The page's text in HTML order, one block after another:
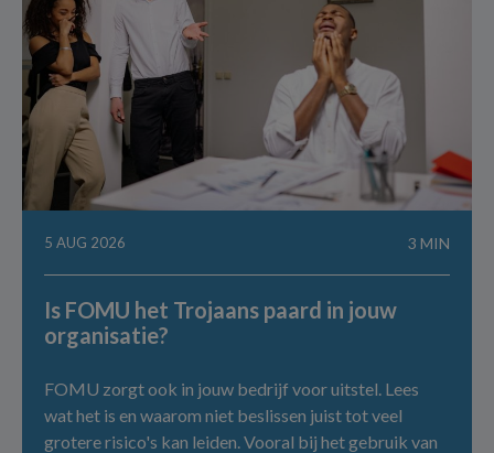
5 AUG 2026 3 MIN
Is FOMU het Trojaans paard in jouw
organisatie?
FOMU zorgt ook in jouw bedrijf voor uitstel. Lees
wat het is en waarom niet beslissen juist tot veel
grotere risico's kan leiden. Vooral bij het gebruik van